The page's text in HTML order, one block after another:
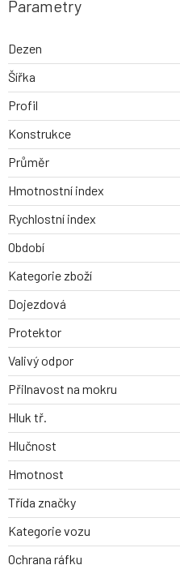
Parametry
Dezen
Šířka
Profil
Konstrukce
Průměr
Hmotnostní index
Rychlostní index
Období
Kategorie zboží
Dojezdová
Protektor
Valivý odpor
Přilnavost na mokru
Hluk tř.
Hlučnost
Hmotnost
Třída značky
Kategorie vozu
Ochrana ráfku